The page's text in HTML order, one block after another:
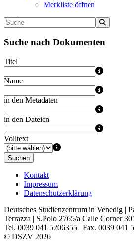
Merkliste öffnen
Suche nach Dokumenten
Titel
Name
in den Metadaten
in den Dateien
Volltext
Suchen
Kontakt
Impressum
Datenschutzerklärung
Deutsches Studienzentrum in Venedig |
Terrazza | S.Polo 2765/a Calle Corner
Tel. 0039 041 5206355 | Fax. 0039 041
© DSZV 2026